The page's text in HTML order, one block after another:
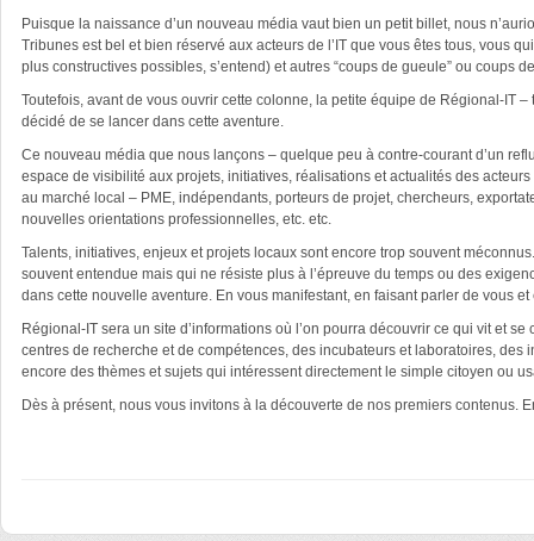
Puisque la naissance d’un nouveau média vaut bien un petit billet, nous
Tribunes est bel et bien réservé aux acteurs de l’IT que vous êtes tous, vous
plus constructives possibles, s’entend) et autres “coups de gueule” ou coups
Toutefois, avant de vous ouvrir cette colonne, la petite équipe de Régional-IT
décidé de se lancer dans cette aventure.
Ce nouveau média que nous lançons – quelque peu à contre-courant d’un
espace de visibilité aux projets, initiatives, réalisations et actualités des
au marché local – PME, indépendants, porteurs de projet, chercheurs,
nouvelles orientations professionnelles, etc. etc.
Talents, initiatives, enjeux et projets locaux sont encore trop souvent
souvent entendue mais qui ne résiste plus à l’épreuve du temps ou des
dans cette nouvelle aventure. En vous manifestant, en faisant parler de vous
Régional-IT sera un site d’informations où l’on pourra découvrir ce qui vit et
centres de recherche et de compétences, des incubateurs et laboratoires,
encore des thèmes et sujets qui intéressent directement le simple citoyen ou
Dès à présent, nous vous invitons à la découverte de nos premiers contenus.